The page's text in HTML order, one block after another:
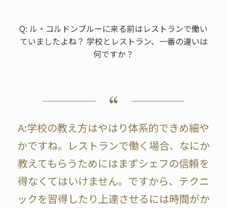
Q: ル・コルドンブルーに来る前はレストランで働い
ていましたよね？ 学校とレストラン、一番の違いは
何ですか？
A:学校の教え方はやはり体系的できめ細や
かですね。レストランで働く場合、なにか
教えてもらうためにはまずシェフの信頼を
得なくてはいけません。ですから、テクニ
ックを習得したり上達させるには時間がか